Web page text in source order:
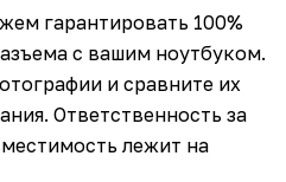
гарантировать 100%
с вашим ноутбуком.
и сравните их
Ответственность за
лежит на